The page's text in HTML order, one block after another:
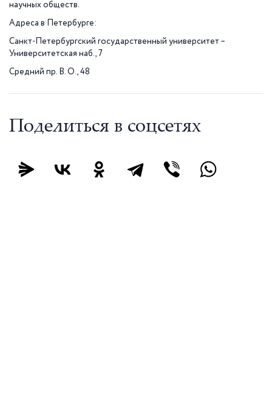
научных обществ.
Адреса в Петербурге:
Санкт-Петербургский государственный университет –
Университетская наб., 7
Средний пр. В. О., 48
Поделиться в соцсетях